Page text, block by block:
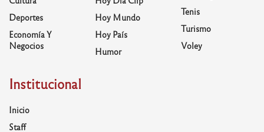
Deportes
Economía Y
Negocios
Hoy Mundo
Hoy País
Humor
Tenis
Turismo
Voley
Institucional
Inicio
Staff